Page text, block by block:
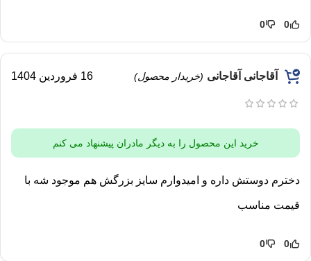
0
0
آقاجانی آقاجانی (خریدار محصول) 16 فروردین 1404
خرید این محصول را به دیگر مادران پیشنهاد می کنم
دخترم دوستش داره و امیدوارم سایز بزرگش هم‌ موجود شه با
قیمت مناسب
0
0